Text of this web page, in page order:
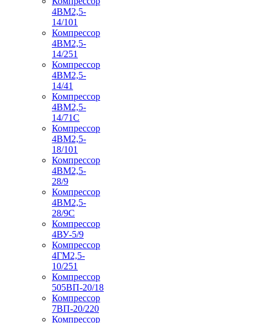
4ВМ2,5-
14/101
Компрессор
4ВМ2,5-
14/251
Компрессор
4ВМ2,5-
14/41
Компрессор
4ВМ2,5-
14/71C
Компрессор
4ВМ2,5-
18/101
Компрессор
4ВМ2,5-
28/9
Компрессор
4ВМ2,5-
28/9С
Компрессор
4ВУ-5/9
Компрессор
4ГМ2,5-
10/251
Компрессор
505ВП-20/18
Компрессор
7ВП-20/220
Компрессор